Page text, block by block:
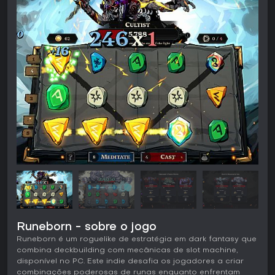
Runeborn - sobre o jogo
Runeborn é um roguelike de estratégia em dark fantasy que
combina deckbuilding com mecânicas de slot machine,
disponível no PC. Este indie desafia os jogadores a criar
combinações poderosas de runas enquanto enfrentam